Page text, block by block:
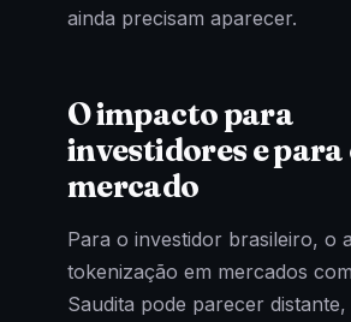
ainda precisam aparecer.
O impacto para
investidores e para
mercado
Para o investidor brasileiro, o
tokenização em mercados
Saudita pode parecer